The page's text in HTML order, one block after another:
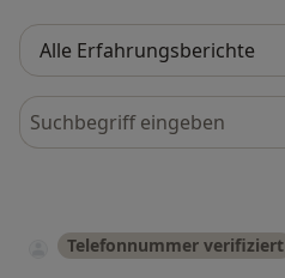
Bewertungen durchsuchen
Telefonnummer verifiziert